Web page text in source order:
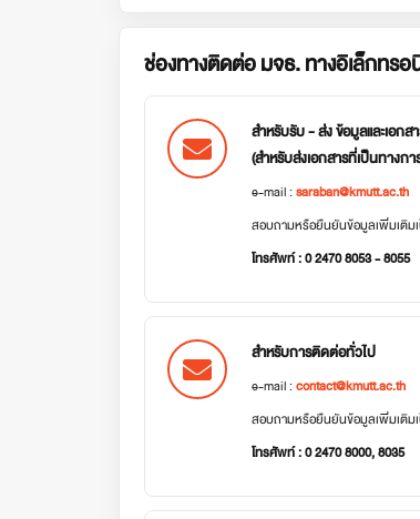
ช่องทางติดต่อ มจธ. ทางอิเล็กทร
สำหรับรับ - ส่ง ข้อมูลและเอกส
(สำหรับส่งเอกสารที่เป็นทางก
e-mail :saraban@kmutt.ac.th
สอบถามหรือยืนยันข้อมูลเพิ่มเติมเ
โทรศัพท์ : 0 2470 8053 - 8055
สำหรับการติดต่อทั่วไป
e-mail :contact@kmutt.ac.th
สอบถามหรือยืนยันข้อมูลเพิ่มเติมเ
โทรศัพท์ : 0 2470 8000, 8035